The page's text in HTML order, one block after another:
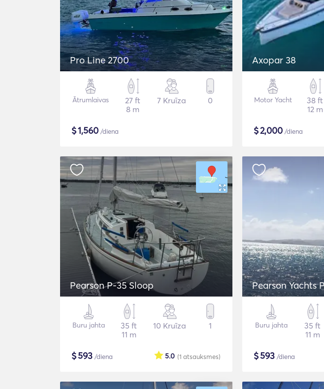
Pro Line 2700
Ātrumlaivas
27 ft
8 m
7 Kruīza 0
$1,560 /diena
Axopar 38
Motor Yacht
38 ft
12 m
$2,000 /diena
Pearson P-35 Sloop
Buru jahta
35 ft
11 m
10 Kruīza 1
$593 /diena (1 atsauksmes)
5.0
Pearson Yachts
Buru jahta
35 ft
11 m
$593 /diena